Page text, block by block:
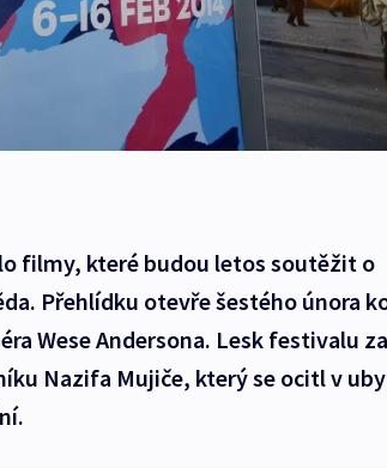
filmy, které budou letos soutěžit o
Přehlídku otevře šestého února
Wese Andersona. Lesk festivalu
Nazifa Mujiče, který se ocitl v